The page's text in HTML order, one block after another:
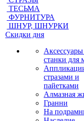
ТЕСЬМА
ФУРНИТУРА
ШНУР, ШНУРКИ
Скидки дня
станки для
стразами и
пайетками
Алмазная
Гранни
На